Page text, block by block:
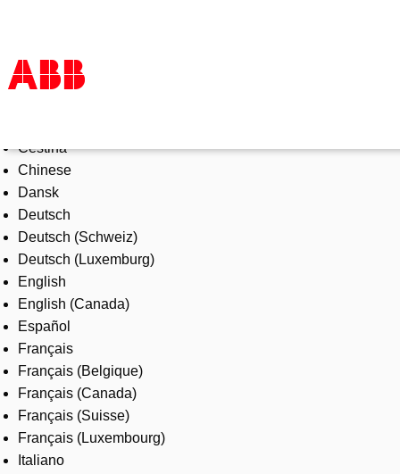
Products & Solutions
Industries
Services
About us
Where to buy
Contact us
Careers
Čeština
Chinese
Dansk
Deutsch
Deutsch (Schweiz)
Deutsch (Luxemburg)
English
English (Canada)
Español
Français
Français (Belgique)
Français (Canada)
Français (Suisse)
Français (Luxembourg)
Italiano